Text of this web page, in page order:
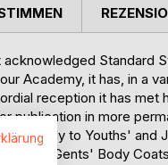
Standard
Academy, it has, in a
reception it has met
publication in more
to Youths' and
of Gents' Body